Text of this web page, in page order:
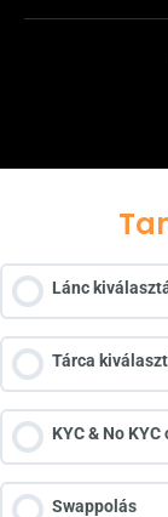
Lánc
Tárca
KYC & No
Swappolás